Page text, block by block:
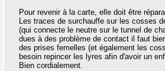
Pour revenir à la carte, elle doit être
Les traces de surchauffe sur les cosses
(qui connecte le neutre sur le tunnel de
dues à des problème de contact il faut
des prises femelles (et également les
besoin repincer les lyres afin d'avoir un
Bien cordialement.